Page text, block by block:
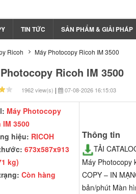
TIN TỨC SẢN PHẨM & GIẢI PHÁP
Ricoh Máy Photocopy Ricoh IM 3500
Ricoh IM 3500
1962 view(s) | 07-08-2026 16:15:03
Máy Photocopy
IM 3500
hiệu: RICOH
673x587x913
kg)
Còn hàng
Thông tin
TẢI
Máy Photocopy
COPY – IN
bản/phút Màn